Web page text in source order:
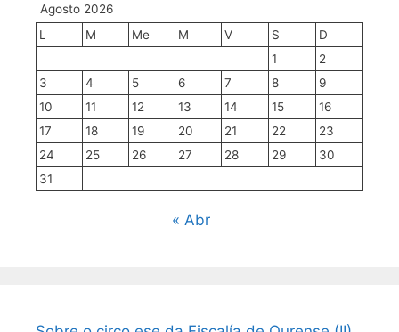
Agosto 2026
L
M Me M V S
D
1
2
3
4 5 6 7 8
9
10
11 12 13 14 15
16
17
18 19 20 21 22
23
24
25 26 27 28 29
30
31
« Abr